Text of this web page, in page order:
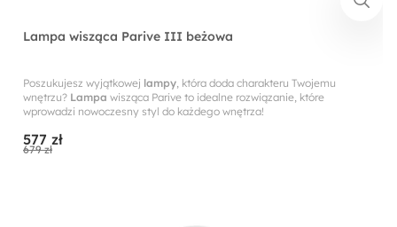
Lampa wisząca Parive III beżowa
Poszukujesz wyjątkowej lampy, która doda charakteru Twojemu
wnętrzu? Lampa wisząca Parive to idealne rozwiązanie, które
wprowadzi nowoczesny styl do każdego wnętrza!
577 zł
679 zł